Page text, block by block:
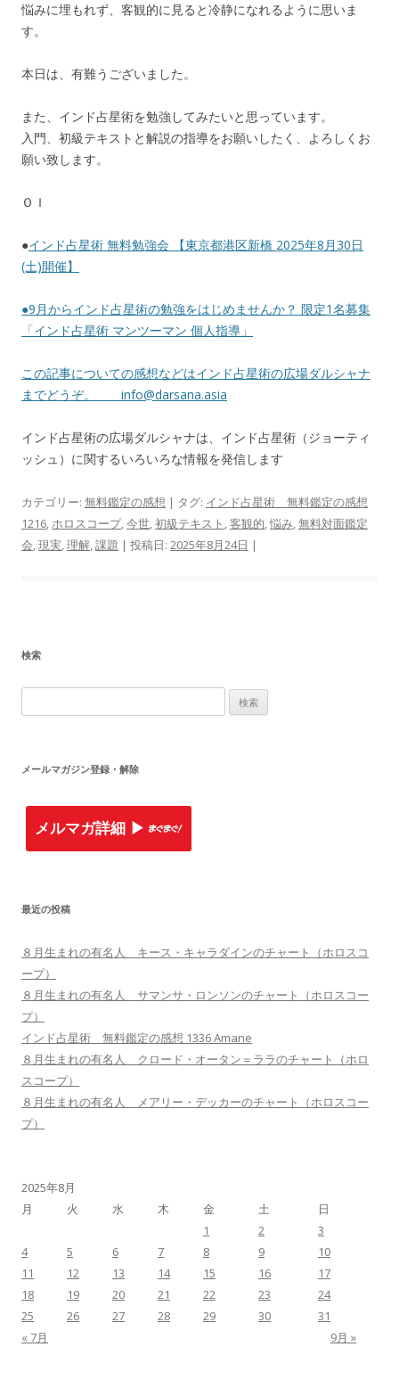
悩みに埋もれず、客観的に見ると冷静になれるように思いま
す。
本日は、有難うございました。
また、インド占星術を勉強してみたいと思っています。
入門、初級テキストと解説の指導をお願いしたく、よろしくお
願い致します。
ＯＩ
●インド占星術 無料勉強会 【東京都港区新橋 2025年8月30日
(土)開催】
●9月からインド占星術の勉強をはじめませんか？ 限定1名募集
「インド占星術 マンツーマン 個人指導」
この記事についての感想などはインド占星術の広場ダルシャナ
までどうぞ。 info@darsana.asia
インド占星術の広場ダルシャナは、インド占星術（ジョーティ
ッシュ）に関するいろいろな情報を発信します
カテゴリー: 無料鑑定の感想 | タグ: インド占星術 無料鑑定の感想
1216,ホロスコープ,今世,初級テキスト ,客観的,悩み,無料対面鑑定
会,現実,理解,課題 | 投稿日: 2025年8月24日 |
検索
索
メールマガジン登録・解除
メルマガ詳細 ▶︎
最近の投稿
８月生まれの有名人 キース・キャラダインのチャート（ホロスコ
ープ）
８月生まれの有名人 サマンサ・ロンソンのチャート（ホロスコー
プ）
インド占星術 無料鑑定の感想 1336 Amane
８月生まれの有名人 クロード・オータン＝ララのチャート（ホロ
スコープ）
８月生まれの有名人 メアリー・デッカーのチャート（ホロスコー
プ）
2025年8月
月
火 水 木 金 土 日
« 7月 9月 »
1 2
3
4
5 6 7 8 9
10
11
12 13 14 15 16
17
18
19 20 21 22 23
24
25
26 27 28 29 30 31